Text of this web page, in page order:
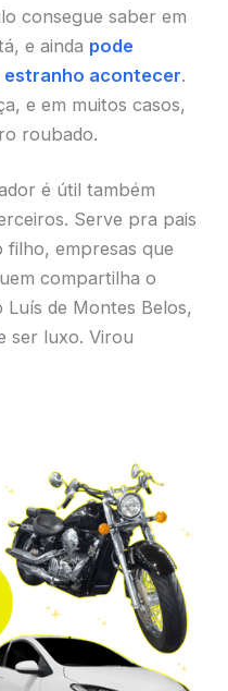
consegue saber em
e ainda pode
estranho acontecer.
e em muitos casos,
roubado.
é útil também
Serve pra pais
empresas que
compartilha o
Luís de Montes Belos,
ser luxo. Virou